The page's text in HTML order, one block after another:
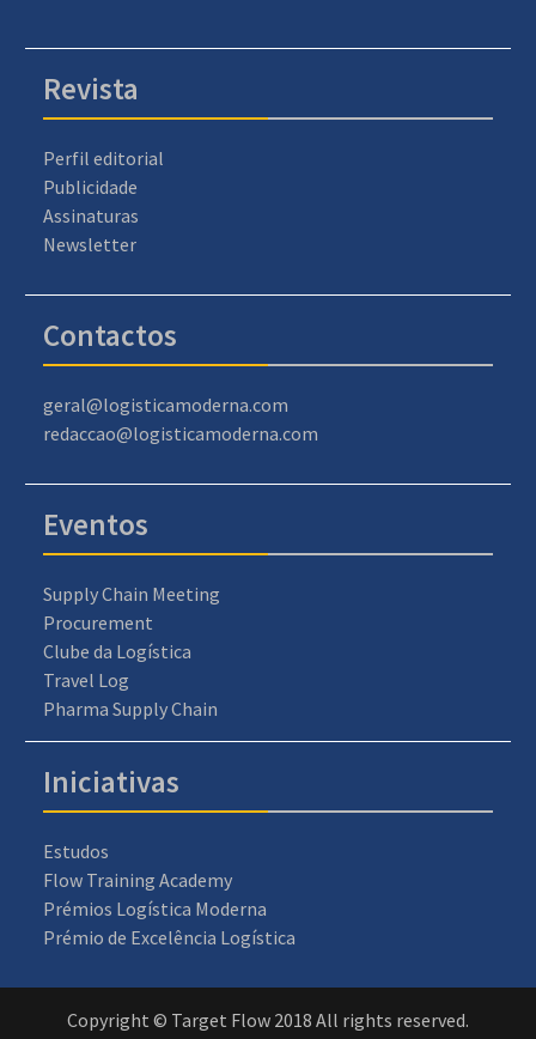
Revista
Perfil editorial
Publicidade
Assinaturas
Newsletter
Contactos
geral@logisticamoderna.com
redaccao@logisticamoderna.com
Eventos
Supply Chain Meeting
Procurement
Clube da Logística
Travel Log
Pharma Supply Chain
Iniciativas
Estudos
Flow Training Academy
Prémios Logística Moderna
Prémio de Excelência Logística
Copyright © Target Flow 2018 All rights reserved.